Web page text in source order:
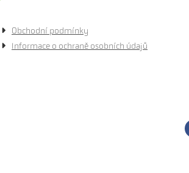
Obchodní podmínky
Informace o ochraně osobních údajů